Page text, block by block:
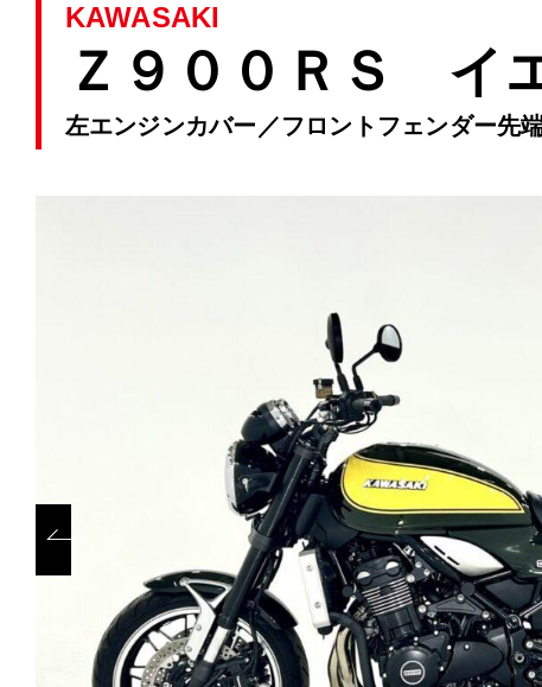
KAWASAKI
Ｚ９００ＲＳ イ
左エンジンカバー／フロントフェンダー先